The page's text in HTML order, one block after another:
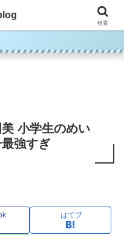
美 小学生のめい
強すぎ
はてブ
検索